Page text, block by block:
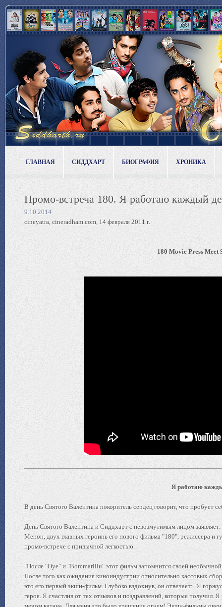
ГЛАВНАЯ СИДДХАРТ БИОГРАФИЯ ХРОНИКА
Промо-встреча 180. Я работаю каждый
9.10.2014
cineyatra, cineradham.com, 14 февраля 2011 г.
180 Movie Press
Я работаю
В день Святого Валентина покоритель сердец говорит, что пробует
День Святого Валентина и Сиддхарт с невозмутимым лицом
Менон, двух главных героинь его нового фильма "180", режиссера и
промо-встрече с привычной легкостью.
"После "Oye" и "Bommarillu" этот фильм запомнится своей
После того как ожидания киноиндустрии относительно кассовых
это его первый экшн-фильм. Глубоко вздохнув, он отвечает: "Я
героя. Я счастлив от тех отзывов и поздравлений, которые